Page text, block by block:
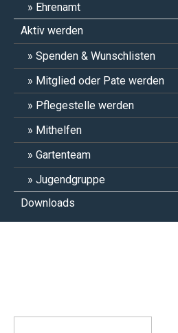
Ehrenamt
Aktiv werden
Spenden & Wunschlisten
Mitglied oder Pate werden
Pflegestelle werden
Mithelfen
Gartenteam
Jugendgruppe
Downloads